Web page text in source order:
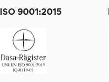
ISO 9001:2015